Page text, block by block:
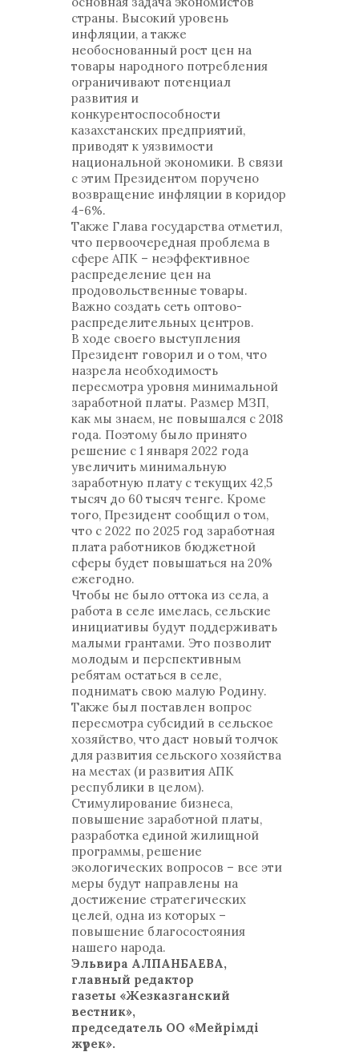
страны. Высокий уровень
инфляции, а также
необоснованный рост цен на
товары народного потребления
ограничивают потенциал
развития и
конкурентоспособности
казахстанских предприятий,
приводят к уязвимости
национальной экономики. В связи
с этим Президентом поручено
возвращение инфляции в коридор
4-6%.
Также Глава государства отметил,
что первоочередная проблема в
сфере АПК – неэффективное
распределение цен на
продовольственные товары.
Важно создать сеть оптово-
распределительных центров.
В ходе своего выступления
Президент говорил и о том, что
назрела необходимость
пересмотра уровня минимальной
заработной платы. Размер МЗП,
как мы знаем, не повышался с 2018
года. Поэтому было принято
решение с 1 января 2022 года
увеличить минимальную
заработную плату с текущих 42,5
тысяч до 60 тысяч тенге. Кроме
того, Президент сообщил о том,
что с 2022 по 2025 год заработная
плата работников бюджетной
сферы будет повышаться на 20%
ежегодно.
Чтобы не было оттока из села, а
работа в селе имелась, сельские
инициативы будут поддерживать
малыми грантами. Это позволит
молодым и перспективным
ребятам остаться в селе,
поднимать свою малую Родину.
Также был поставлен вопрос
пересмотра субсидий в сельское
хозяйство, что даст новый толчок
для развития сельского хозяйства
на местах (и развития АПК
республики в целом).
Стимулирование бизнеса,
повышение заработной платы,
разработка единой жилищной
программы, решение
экологических вопросов – все эти
меры будут направлены на
достижение стратегических
целей, одна из которых –
повышение благосостояния
нашего народа.
Эльвира АЛПАНБАЕВА,
главный редактор
газеты «Жезказганский
вестник»,
председатель ОО «Мейрімді
жүрек».